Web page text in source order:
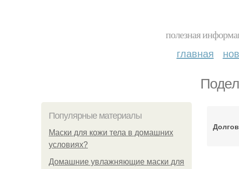
полезная
главная
Популярные материалы
Маски для кожи тела в домашних
условиях?
Домашние увлажняющие маски для